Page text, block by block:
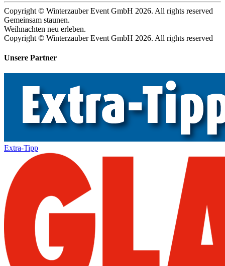
Copyright © Winterzauber Event GmbH 2026. All rights reserved
Gemeinsam staunen.
Weihnachten neu erleben.
Copyright © Winterzauber Event GmbH 2026. All rights reserved
Unsere Partner
Extra-Tipp